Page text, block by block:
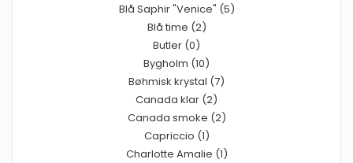
Blå Saphir "Venice" (5)
Blå time (2)
Butler (0)
Bygholm (10)
Bøhmisk krystal (7)
Canada klar (2)
Canada smoke (2)
Capriccio (1)
Charlotte Amalie (1)